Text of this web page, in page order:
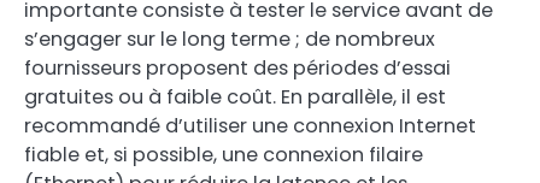
importante consiste à tester le service avant de
s’engager sur le long terme ; de nombreux
fournisseurs proposent des périodes d’essai
gratuites ou à faible coût. En parallèle, il est
recommandé d’utiliser une connexion Internet
fiable et, si possible, une connexion filaire